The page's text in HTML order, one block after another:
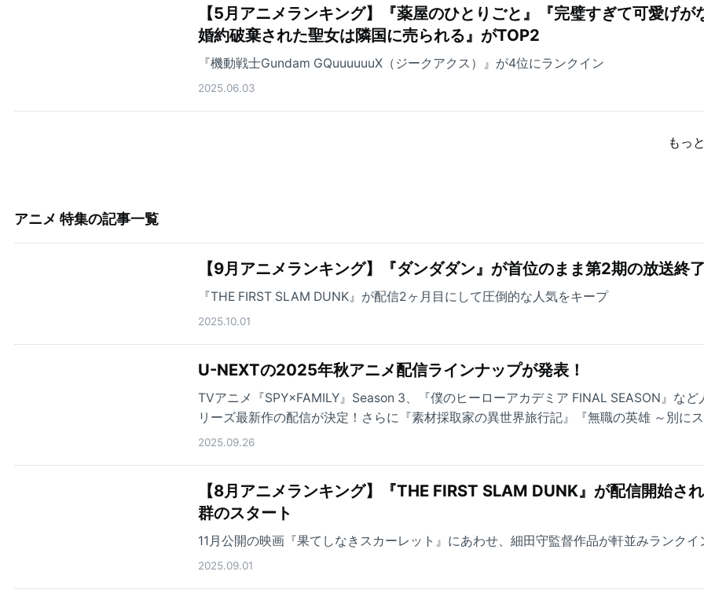
【5月アニメランキング】『薬屋のひとりごと』『完璧すぎて可愛げが
婚約破棄された聖女は隣国に売られる』がTOP2
『機動戦士Gundam GQuuuuuuX（ジークアクス）』が4位にランクイン
2025.06.03
もっ
アニメ 特集の記事一覧
【9月アニメランキング】『ダンダダン』が首位のまま第2期の放送終了
『THE FIRST SLAM DUNK』が配信2ヶ月目にして圧倒的な人気をキープ
2025.10.01
U-NEXTの2025年秋アニメ配信ラインナップが発表！
TVアニメ『SPY×FAMILY』Season 3、『僕のヒーローアカデミア FINAL SEASON』など
リーズ最新作の配信が決定！さらに『素材採取家の異世界旅行記』『無職の英雄 ～別に
んか要らなかったんだが～』『野生のラスボスが現れた！』など、先行配信タイトルも大
2025.09.26
【8月アニメランキング】『THE FIRST SLAM DUNK』が配信開始さ
群のスタート
11月公開の映画『果てしなきスカーレット』にあわせ、細田守監督作品が軒並みランクイ
2025.09.01